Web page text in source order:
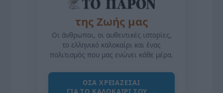
της Ζωής μας
Οι άνθρωποι, οι αυθεντικές ιστορίες,
το ελληνικό καλοκαίρι και ένας
πολιτισμός που μας ενώνει κάθε μέρα.
ΌΣΑ ΧΡΕΙΆΖΕΣΑΙ